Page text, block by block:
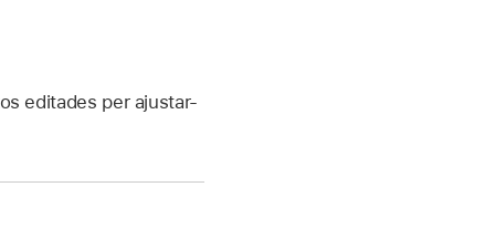
editades per ajustar-